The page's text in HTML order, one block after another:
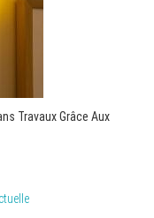
Travaux Grâce Aux